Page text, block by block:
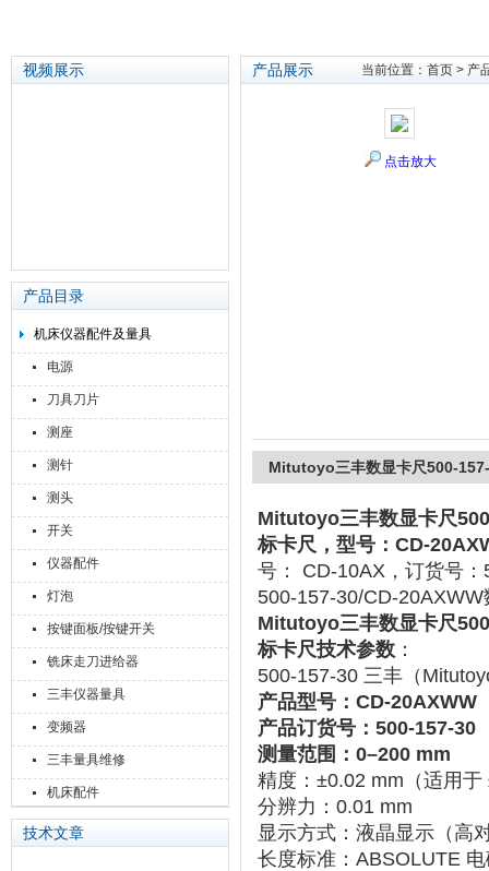
视频展示
产品目录
机床仪器配件及量具
电源
刀具刀片
测座
测针
测头
开关
仪器配件
灯泡
按键面板/按键开关
铣床走刀进给器
三丰仪器量具
变频器
三丰量具维修
机床配件
技术文章
产品展示 当前位置： 首页 > 产
点击放大
Mitutoyo三丰数显卡尺500-
Mitutoyo三丰数显卡尺
标卡尺，型号：CD-
号： CD-10AX，订货号
500-157-30/CD-
Mitutoyo三丰数显卡尺
标卡尺技术参数 ：
500-157-30 三丰（
产品型号‌：CD-20AXWW
产品订货号：500-157-30
测量范围 ‌：0–200 mm
精度 ：±0.02 mm（适用
分辨力 ‌：0.01 mm
显示方式 ：液晶显示（高
长度标准 ：ABSOLUTE